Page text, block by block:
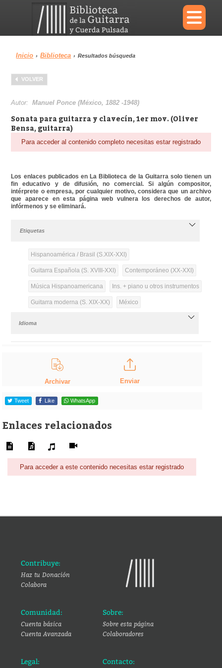
×
Menu
Biblioteca
Área personal Reproductor
Inicio › Biblioteca › Resultados búsqueda
VOLVER
Autor:Manuel Ponce (México, 1882 -1948)
Sonata para guitarra y clavecín, 1er mov. (Oliver
Bensa, guitarra)
Para acceder al contenido completo necesitas estar registrado
Los enlaces publicados en La Biblioteca de la Guitarra solo tienen un
fin educativo y de difusión, no comercial. Si algún compositor,
intérprete o empresa, por cualquier motivo, considera que un archivo
que aparece en esta página web vulnera los derechos de autor,
infórmenos y se eliminará.
Etiquetas
Hispanoamérica / Brasil (S.XIX-XXI)
Guitarra Española (S. XVIII-XXI) Contemporáneo (XX-XXI)
Música Hispanoamericana Ins. + piano u otros instrumentos
Guitarra moderna (S. XIX-XX) México
Idioma
Archivar Enviar
Tweet Like WhatsApp
Enlaces relacionados
Para acceder a este contenido necesitas estar registrado
Contribuye:
Haz tu Donación
Colabora
Comunidad:
Cuenta básica
Cuenta Avanzada
Sobre:
Sobre esta página
Colaboradores
Legal: Contacto: